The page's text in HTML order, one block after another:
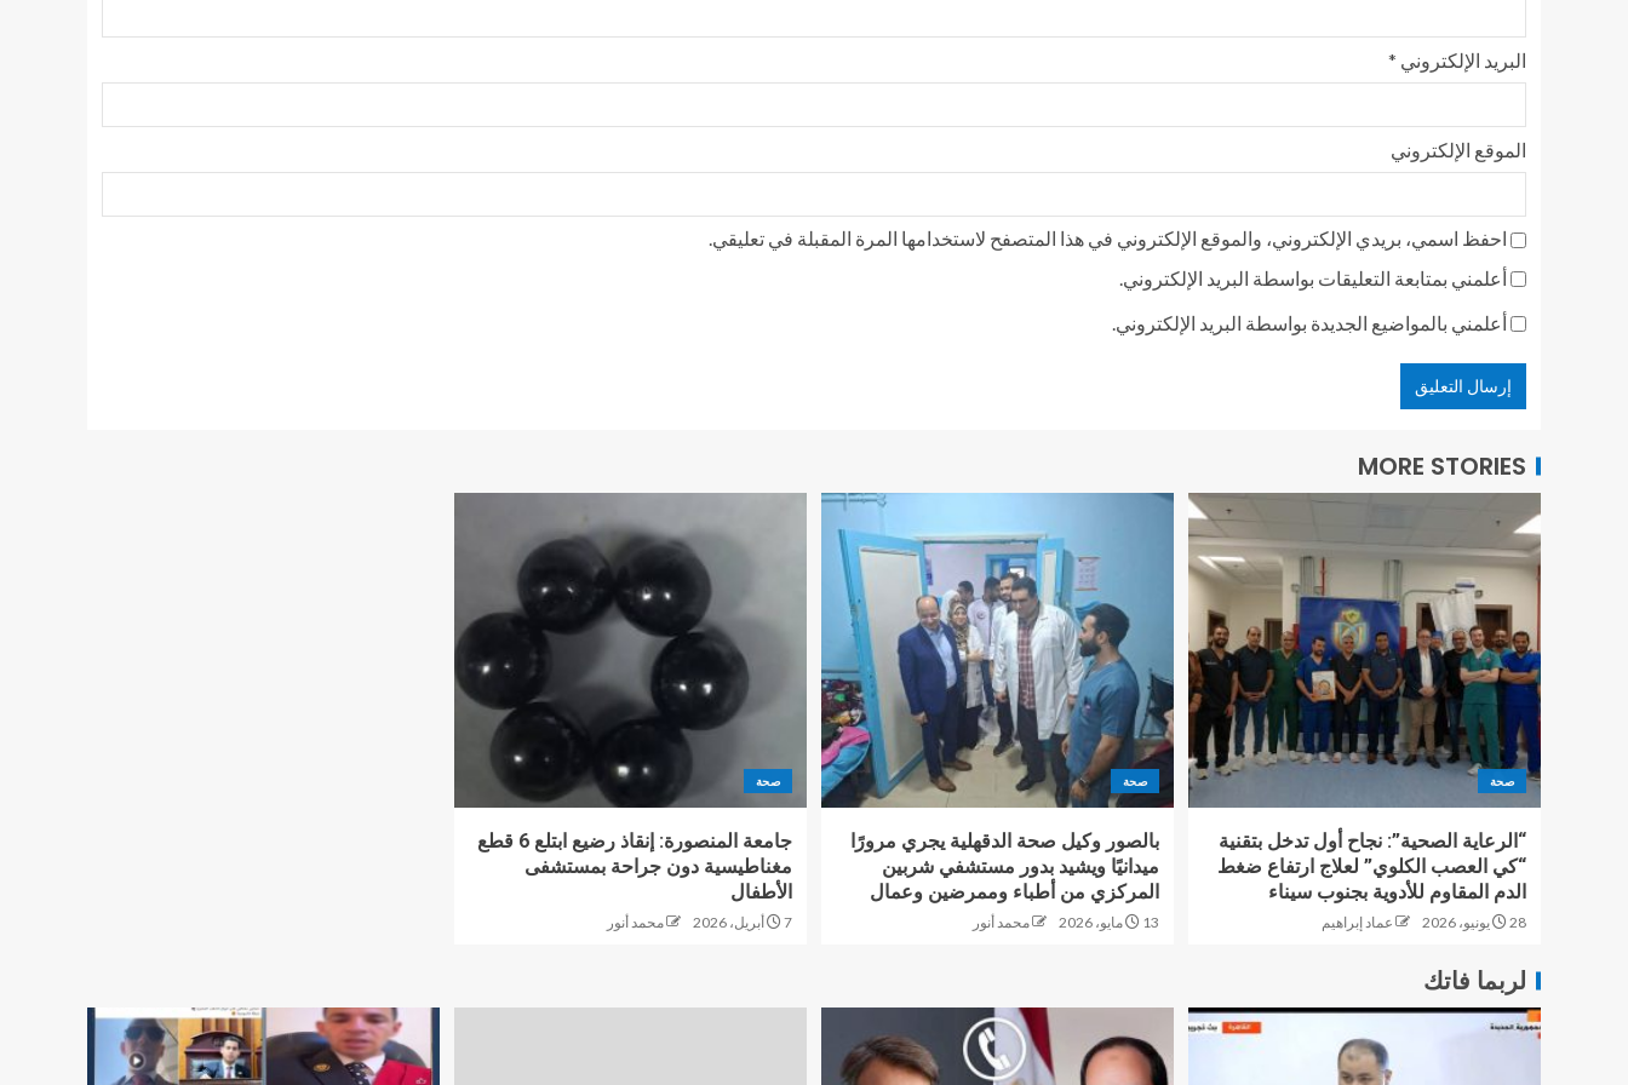
البريد الإلكتروني *
الموقع الإلكتروني
احفظ اسمي، بريدي الإلكتروني، والموقع الإلكتروني في هذا المتصفح لاستخدامها المرة المقبلة في تعليقي.
أعلمني بمتابعة التعليقات بواسطة البريد الإلكتروني.
أعلمني بالمواضيع الجديدة بواسطة البريد الإلكتروني.
MORE STORIES
صحة
“الرعاية الصحية”: نجاح أول تدخل بتقنية
“كي العصب الكلوي” لعلاج ارتفاع ضغط
الدم المقاوم للأدوية بجنوب سيناء
28 يونيو، 2026 عماد إبراهيم
صحة
بالصور وكيل صحة الدقهلية يجري مرورًا
ميدانيًا ويشيد بدور مستشفي شربين
المركزي من أطباء وممرضين وعمال
13 مايو، 2026 محمد أنور
صحة
جامعة المنصورة: إنقاذ رضيع ابتلع 6 قطع
مغناطيسية دون جراحة بمستشفى
الأطفال
7 أبريل، 2026 محمد أنور
لربما فاتك